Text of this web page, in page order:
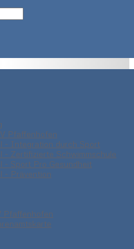
Pfaffenhofen
- Integration durch Sport
- Zertifizierte Schwimmschule
- Sport Pro Gesundheit
- Prävention
Pfaffenhofen